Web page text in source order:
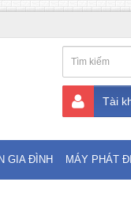
Tài
GIA ĐÌNH MÁY PHÁT